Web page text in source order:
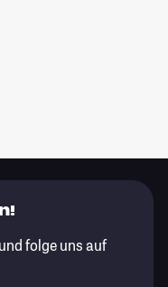
folge uns auf